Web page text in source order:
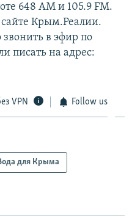
648 АМ и 105.9 FМ.
Крым.Реалии.
в эфир по
писать на адрес:
VPN Follow us
для Крыма